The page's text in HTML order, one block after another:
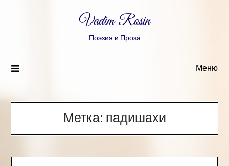
Vadim Rosin
Поэзия и Проза
Меню
Метка: падишахи